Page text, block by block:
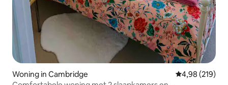
Woning in Cambridge Gemiddelde
4,98 (219)